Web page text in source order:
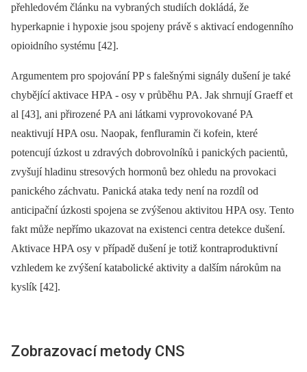
přehledovém článku na vybraných studiích dokládá, že
hyperkapnie i hypoxie jsou spojeny právě s aktivací endogenního
opioidního systému [42].
Argumentem pro spojování PP s falešnými signály dušení je také
chybějící aktivace HPA ‑⁠ osy v průběhu PA. Jak shrnují Graeff et
al [43], ani přirozené PA ani látkami vyprovokované PA
neaktivují HPA osu. Naopak, fenfluramin či kofein, které
potencují úzkost u zdravých dobrovolníků i panických pacientů,
zvyšují hladinu stresových hormonů bez ohledu na provokaci
panického záchvatu. Panická ataka tedy není na rozdíl od
anticipační úzkosti spojena se zvýšenou aktivitou HPA osy. Tento
fakt může nepřímo ukazovat na existenci centra detekce dušení.
Aktivace HPA osy v případě dušení je totiž kontraproduktivní
vzhledem ke zvýšení katabolické aktivity a dalším nárokům na
kyslík [42].
Zobrazovací metody CNS